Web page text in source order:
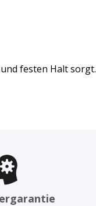
festen Halt sorgt.